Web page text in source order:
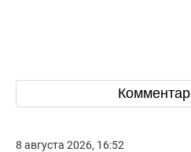
8 августа 2026, 16:52